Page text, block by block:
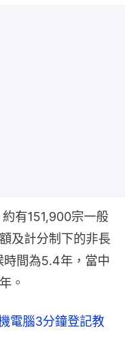
有151,900宗一般
及計分制下的非長
時間為5.4年，當中
。
電腦3分鐘登記教